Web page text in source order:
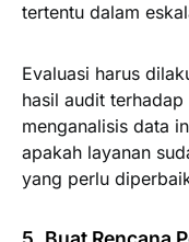
tertentu dalam
Evaluasi harus
hasil audit
menganalisis data
apakah layanan
yang perlu